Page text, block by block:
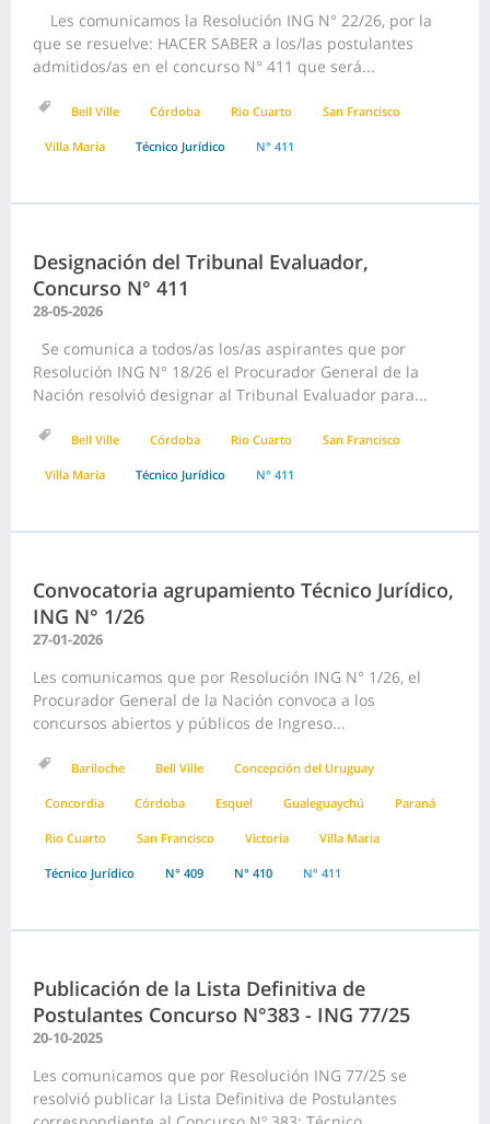
Les comunicamos la Resolución ING N° 22/26, por la
que se resuelve: HACER SABER a los/las postulantes
admitidos/as en el concurso N° 411 que será...
Bell Ville Córdoba Rio Cuarto San Francisco
Villa Maria Técnico Jurídico N° 411
Designación del Tribunal Evaluador,
Concurso N° 411
28-05-2026
Se comunica a todos/as los/as aspirantes que por
Resolución ING N° 18/26 el Procurador General de la
Nación resolvió designar al Tribunal Evaluador para...
Bell Ville Córdoba Rio Cuarto San Francisco
Villa Maria Técnico Jurídico N° 411
Convocatoria agrupamiento Técnico Jurídico,
ING N° 1/26
27-01-2026
Les comunicamos que por Resolución ING N° 1/26, el
Procurador General de la Nación convoca a los
concursos abiertos y públicos de Ingreso...
Bariloche Bell Ville Concepción del Uruguay
Concordia Córdoba Esquel Gualeguaychú Paraná
Rio Cuarto San Francisco Victoria Villa Maria
Técnico Jurídico N° 409 N° 410 N° 411
Publicación de la Lista Definitiva de
Postulantes Concurso N°383 - ING 77/25
20-10-2025
Les comunicamos que por Resolución ING 77/25 se
resolvió publicar la Lista Definitiva de Postulantes